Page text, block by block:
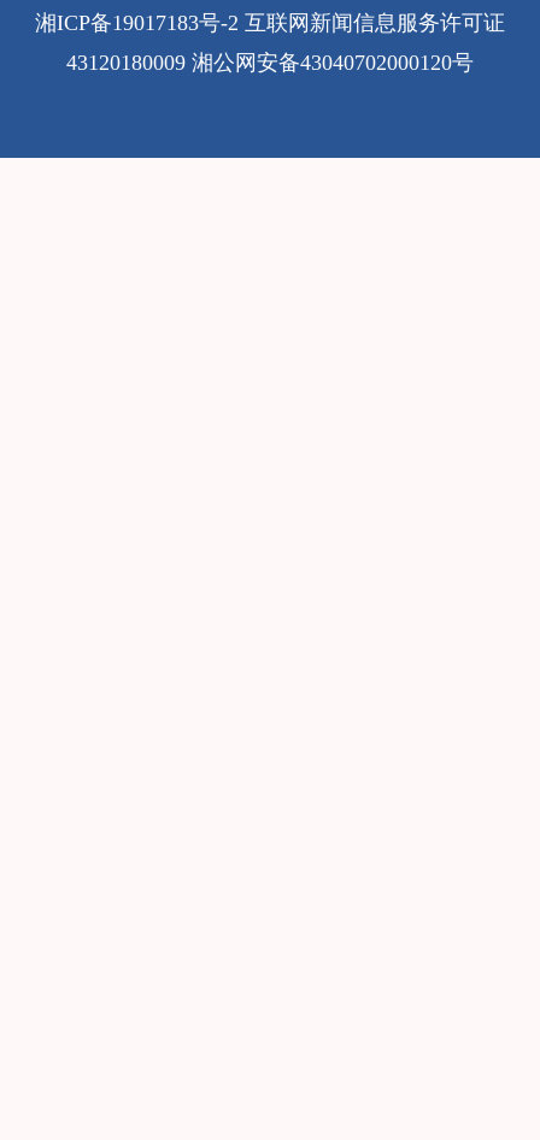
湘ICP备19017183号-2 互联网新闻信息服务许可证
43120180009 湘公网安备43040702000120号